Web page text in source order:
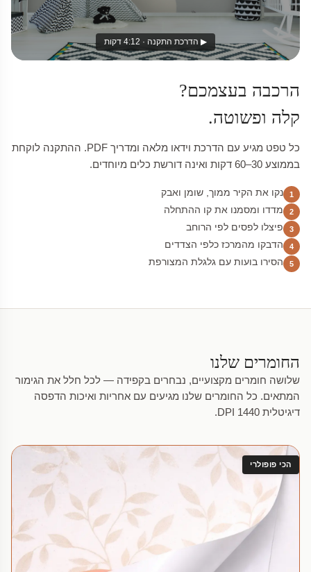
▶ הדרכת התקנה · 4:12 דקות
הרכבה בעצמכם?
קלה ופשוטה.
כל טפט מגיע עם הדרכת וידאו מלאה ומדריך PDF. ההתקנה לוקחת
בממוצע 30–60 דקות ואינה דורשת כלים מיוחדים.
1 נקו את הקיר ממוך, שומן ואבק
2 מדדו ומסמנו את קו ההתחלה
3 פיצלו לפסים לפי הרוחב
4 הדבקו מהמרכז כלפי הצדדים
5 הסירו בועות עם גלגלת המצורפת
החומרים שלנו
שלושה חומרים מקצועיים, נבחרים בקפידה — לכל חלל את הגימור
המתאים. כל החומרים שלנו מגיעים עם אחריות ואיכות הדפסה
דיגיטלית 1440 DPI.
הכי פופולרי